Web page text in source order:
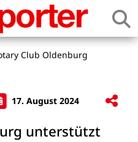
Club Oldenburg
17. August 2024
unterstützt